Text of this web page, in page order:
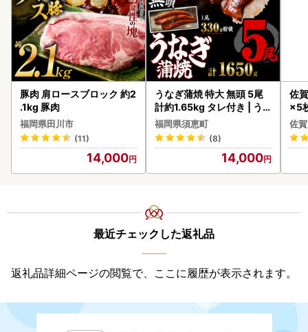
豚肉 肩ロースブロック 約2
.1kg 豚肉
福岡県田川市
(11)
14,000
うなぎ蒲焼 特大 無頭 5尾
計約1.65kg タレ付き | う
なぎ蒲焼
福岡県須恵町
(8)
14,000
佐
×5
佐
最近チェックした返礼品
返礼品詳細ページの閲覧で、ここに履歴が表示されます。